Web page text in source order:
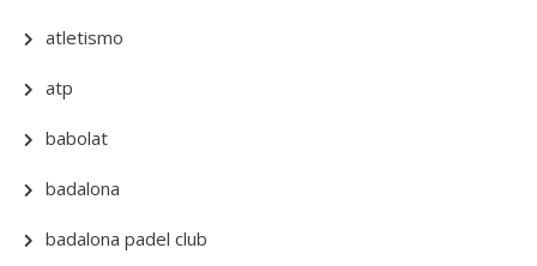
atletismo
atp
babolat
badalona
badalona padel club